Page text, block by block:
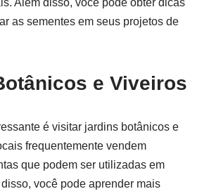
Além disso, você pode obter dicas
as sementes em seus projetos de
e Viveiros
é visitar jardins botânicos e
frequentemente vendem
que podem ser utilizadas em
você pode aprender mais